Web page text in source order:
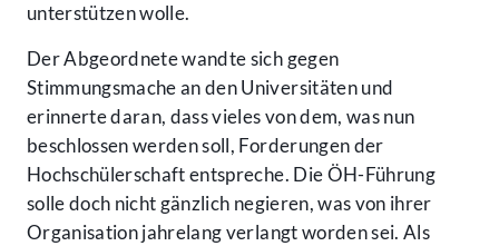
unterstützen wolle.
Der Abgeordnete wandte sich gegen
Stimmungsmache an den Universitäten und
erinnerte daran, dass vieles von dem, was nun
beschlossen werden soll, Forderungen der
Hochschülerschaft entspreche. Die ÖH-Führung
solle doch nicht gänzlich negieren, was von ihrer
Organisation jahrelang verlangt worden sei. Als